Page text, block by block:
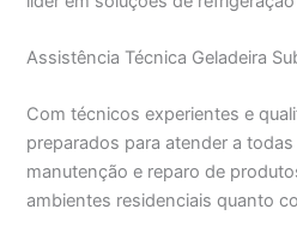
Assistência Técnica Geladeira
Com técnicos experientes e
preparados para atender a
manutenção e reparo de
ambientes residenciais quanto